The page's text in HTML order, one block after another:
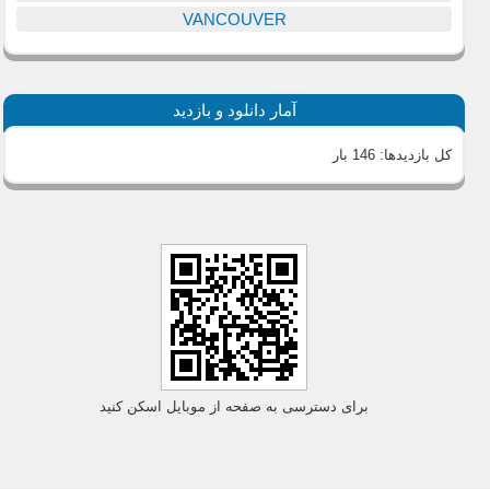
VANCOUVER
آمار دانلود و بازدید
کل بازدیدها:146 بار
برای دسترسی به صفحه از موبایل اسکن کنید